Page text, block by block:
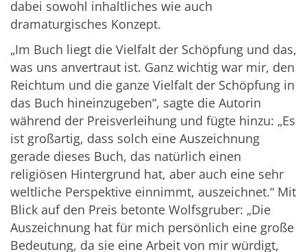
dabei sowohl inhaltliches wie auch
dramaturgisches Konzept.
„Im Buch liegt die Vielfalt der Schöpfung und das,
was uns anvertraut ist. Ganz wichtig war mir, den
Reichtum und die ganze Vielfalt der Schöpfung in
das Buch hineinzugeben“, sagte die Autorin
während der Preisverleihung und fügte hinzu: „Es
ist großartig, dass solch eine Auszeichnung
gerade dieses Buch, das natürlich einen
religiösen Hintergrund hat, aber auch eine sehr
weltliche Perspektive einnimmt, auszeichnet.“ Mit
Blick auf den Preis betonte Wolfsgruber: „Die
Auszeichnung hat für mich persönlich eine große
Bedeutung, da sie eine Arbeit von mir würdigt,